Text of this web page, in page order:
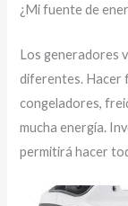
¿Mi fuente de
Los generadores
diferentes. Hacer
congeladores,
mucha energía.
permitirá hacer